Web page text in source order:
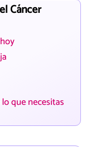
Cáncer
que necesitas